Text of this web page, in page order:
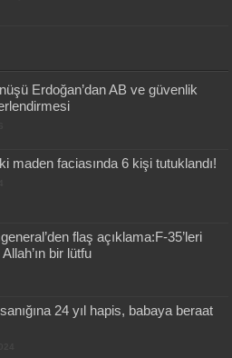
Erdoğan’dan AB ve güvenlik
maden faciasında 6 kişi tutuklandı!
flaş açıklama:F-35’leri
bir lütfu
24 yıl hapis, babaya beraat